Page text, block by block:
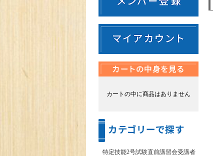
カートの中に商品はありません
特定技能2号試験直前講習会受講者